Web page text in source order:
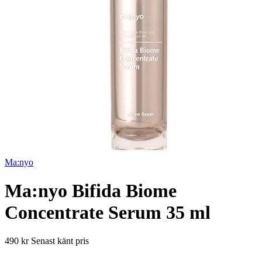
Ma:nyo
Ma:nyo Bifida Biome
Concentrate Serum 35 ml
490 kr Senast känt pris